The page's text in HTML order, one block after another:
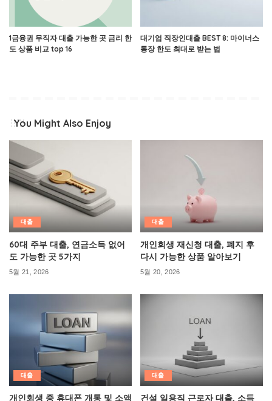
1금융권 무직자 대출 가능한 곳 금리 한
도 상품 비교 top 16
대기업 직장인대출 BEST 8: 마이너스
통장 한도 최대로 받는 법
You Might Also Enjoy
대출
60대 주부 대출, 연금소득 없어
도 가능한 곳 5가지
5월 21, 2026
대출
개인회생 재신청 대출, 폐지 후
다시 가능한 상품 알아보기
5월 20, 2026
대출
개인회생 중 휴대폰 개통 및 소액
대출
건설 일용직 근로자 대출, 소득